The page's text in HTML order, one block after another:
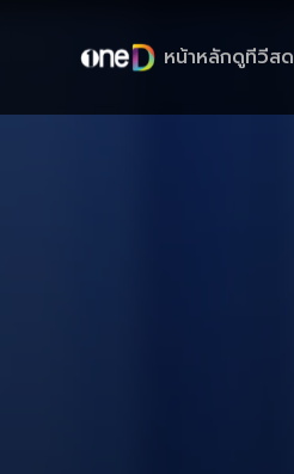
หน้าหลักดูทีวีสด